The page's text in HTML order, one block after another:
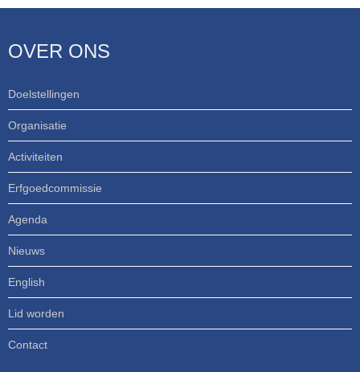
OVER ONS
Doelstellingen
Organisatie
Activiteiten
Erfgoedcommissie
Agenda
Nieuws
English
Lid worden
Contact